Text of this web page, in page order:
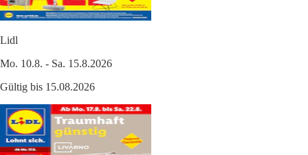
Lidl
Mo. 10.8. - Sa. 15.8.2026
Gültig bis 15.08.2026